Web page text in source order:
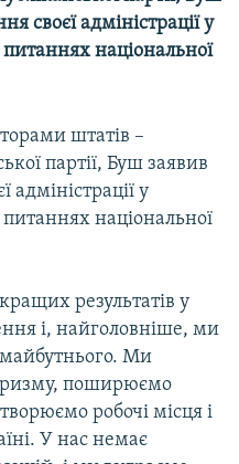
своєї адміністрації у
національної
штатів –
партії, Буш заявив
адміністрації у
національної
результатів у
і, найголовніше, ми
Ми
поширюємо
робочі місця і
У нас немає